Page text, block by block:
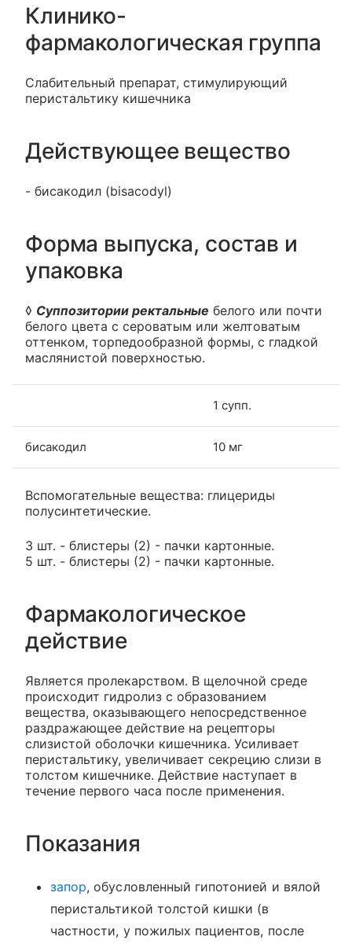
Клинико-
фармакологическая группа
Слабительный препарат, стимулирующий
перистальтику кишечника
Действующее вещество
- бисакодил (bisacodyl)
Форма выпуска, состав и
упаковка
◊ Суппозитории ректальные белого или почти
белого цвета с сероватым или желтоватым
оттенком, торпедообразной формы, с гладкой
маслянистой поверхностью.
1 супп.
бисакодил 10 мг
Вспомогательные вещества: глицериды
полусинтетические.
3 шт. - блистеры (2) - пачки картонные.
5 шт. - блистеры (2) - пачки картонные.
Фармакологическое
действие
Является пролекарством. В щелочной среде
происходит гидролиз с образованием
вещества, оказывающего непосредственное
раздражающее действие на рецепторы
слизистой оболочки кишечника. Усиливает
перистальтику, увеличивает секрецию слизи в
толстом кишечнике. Действие наступает в
течение первого часа после применения.
Показания
запор, обусловленный гипотонией и вялой
перистальтикой толстой кишки (в
частности, у пожилых пациентов, после